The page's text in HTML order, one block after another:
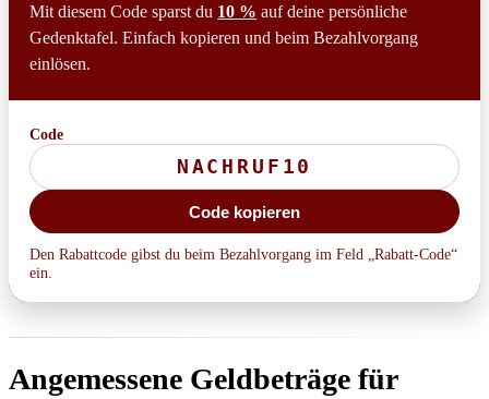
Mit diesem Code sparst du 10 % auf deine persönliche
Gedenktafel. Einfach kopieren und beim Bezahlvorgang
einlösen.
Code
Code kopieren
Den Rabattcode gibst du beim Bezahlvorgang im Feld „Rabatt-Code“
ein.
Angemessene Geldbeträge für